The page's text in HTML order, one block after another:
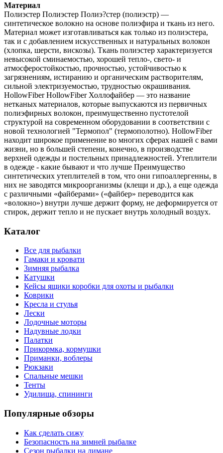
Материал
Полиэстер Полиэстер Полиэ?стер (полиэстр) —
синтетическое волокно на основе полиэфира и ткань из него.
Материал может изготавливаться как только из полиэстера,
так и с добавлением искусственных и натуральных волокон
(хлопка, шерсти, вискозы). Ткань полиэстер характеризуется
невысокой сминаемостью, хорошей тепло-, свето- и
атмосферостойкостью, прочностью, устойчивостью к
загрязнениям, истиранию и органическим растворителям,
сильной электризуемостью, трудностью окрашивания.
HollowFiber HollowFiber Холлофайбер — это название
нетканых материалов, которые выпускаются из первичных
полиэфирных волокон, преимущественно пустотелой
структурой на современном оборудовании в соответствии с
новой технологией "Термопол" (термополотно). HollowFiber
находит широкое применение во многих сферах нашей с вами
жизни, но в большей степени, конечно, в производстве
верхней одежды и постельных принадлежностей. Утеплители
в одежде - какие бывают и что лучше Преимущество
синтетических утеплителей в том, что они гипоаллергенны, в
них не заводятся микроорганизмы (клещи и др.), а еще одежда
с различными «файберами» («файбер» переводится как
«волокно») внутри лучше держит форму, не деформируется от
стирок, держит тепло и не пускает внутрь холодный воздух.
Каталог
Все для рыбалки
Гамаки и кровати
Зимняя рыбалка
Катушки
Кейсы ящики коробки для охоты и рыбалки
Коврики
Кресла и стулья
Лески
Лодочные моторы
Надувные лодки
Палатки
Прикормка, кормушки
Приманки, воблеры
Рюкзаки
Спальные мешки
Тенты
Удилища, спининги
Популярные обзоры
Как сделать сижу
Безопасность на зимней рыбалке
Сезон рыбалки на лимане